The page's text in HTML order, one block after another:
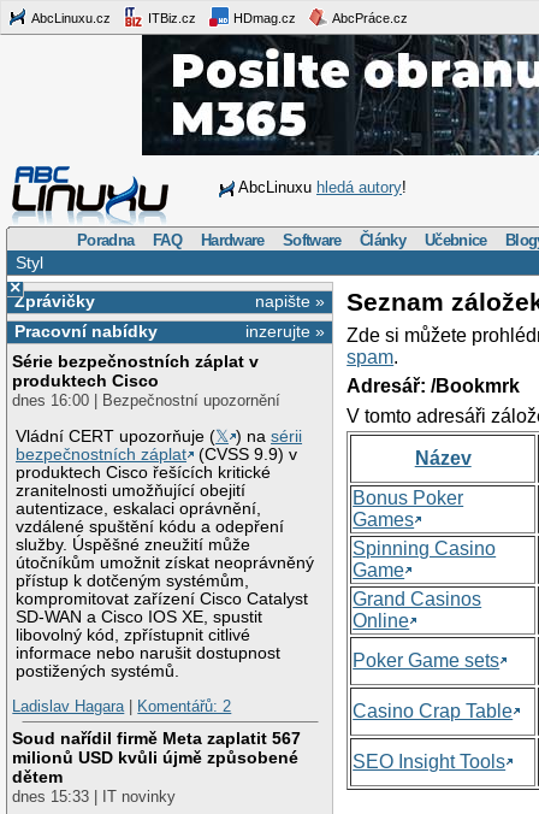
AbcLinuxu.cz ITBiz.cz HDmag.cz AbcPráce.cz
AbcLinuxu hledá autory!
Poradna FAQ Hardware Software Články Učebnice
Styl
×
napište »
Zprávičky
inzerujte »
Pracovní nabídky
Série bezpečnostních záplat v
produktech Cisco
dnes 16:00 | Bezpečnostní upozornění
Vládní CERT upozorňuje (𝕏 ) nasérii
bezpečnostních záplat
(CVSS 9.9) v
produktech Cisco řešících kritické
zranitelnosti umožňující obejití
autentizace, eskalaci oprávnění,
vzdálené spuštění kódu a odepření
služby. Úspěšné zneužití může
útočníkům umožnit získat neoprávněný
přístup k dotčeným systémům,
kompromitovat zařízení Cisco Catalyst
SD-WAN a Cisco IOS XE, spustit
libovolný kód, zpřístupnit citlivé
informace nebo narušit dostupnost
postižených systémů.
Ladislav Hagara| Komentářů: 2
Soud nařídil firmě Meta zaplatit 567
milionů USD kvůli újmě způsobené
dětem
dnes 15:33 | IT novinky
Seznam
Zde si můžete
spam.
Adresář: /Bookmrk
V tomto adresáři
Název
Bonus Poker
Games
Spinning Casino
Game
Grand Casinos
Online
Poker Game sets
Casino Crap Table
SEO Insight Tools